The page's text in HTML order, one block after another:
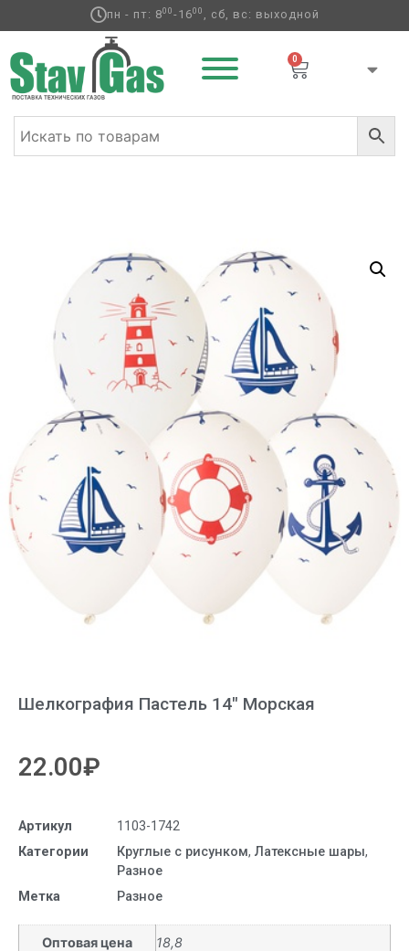
пн - пт: 800-1600 , сб, вс: выходной
0
Шелкография Пастель 14″ Морская
22.00₽
Артикул
1103-1742
Категории
Круглые с рисунком, Латексные шары,
Разное
Метка
Разное
Оптовая цена 18,8